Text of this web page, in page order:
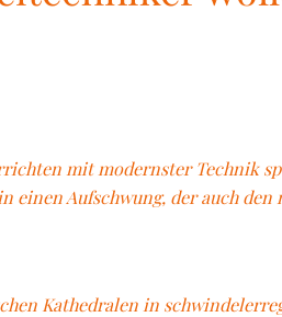
mit modernster Technik
einen Aufschwung, der auch den
Kathedralen in